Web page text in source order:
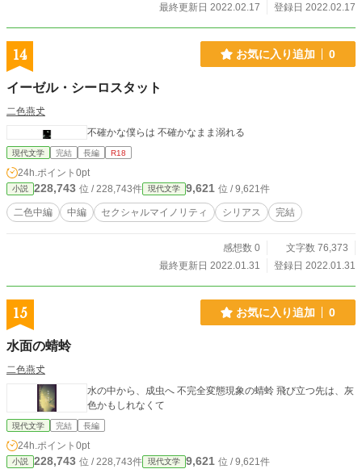
最終更新日 2022.02.17 登録日 2022.02.17
14 お気に入り追加 0
イーゼル・シーロスタット
二色燕𠀋
不確かな僕らは 不確かなまま溺れる
現代文学 完結 長編 R18
24h.ポイント 0pt
小説 228,743 位 / 228,743件 現代文学 9,621 位 / 9,621件
二色中編 中編 セクシャルマイノリティ シリアス 完結
感想数 0
文字数 76,373
最終更新日 2022.01.31
登録日 2022.01.31
15 お気に入り追加 0
水面の蜻蛉
二色燕𠀋
水の中から、成虫へ 不完全変態現象の蜻蛉 飛び立つ先は、灰
色かもしれなくて
現代文学 完結 長編
24h.ポイント 0pt
小説 228,743 位 / 228,743件 現代文学 9,621 位 / 9,621件